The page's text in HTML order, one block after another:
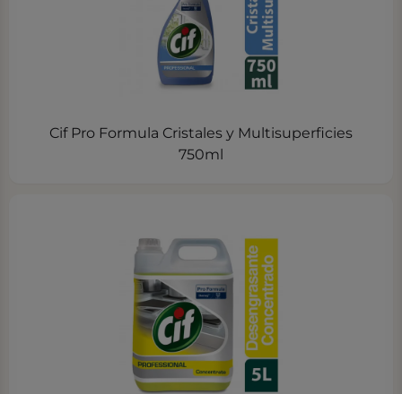
Cif Pro Formula Cristales y Multisuperficies
750ml